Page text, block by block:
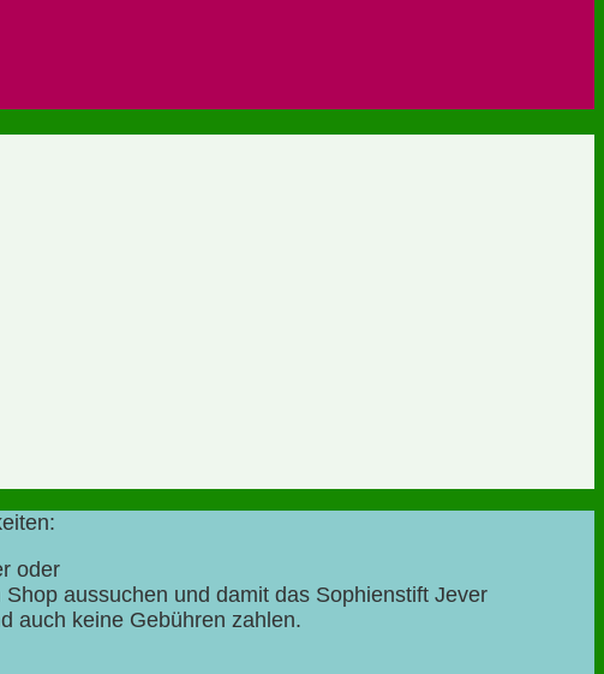
oder
aussuchen und damit das Sophienstift Jever
auch keine Gebühren zahlen.